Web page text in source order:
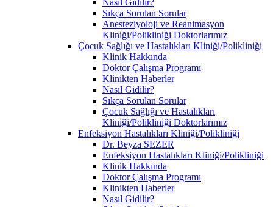
Sıkça Sorulan Sorular
Anesteziyoloji ve Reanimasyon
Kliniği/Polikliniği Doktorlarımız
Çocuk Sağlığı ve Hastalıkları Kliniği/Polikliniği
Klinik Hakkında
Doktor Çalışma Programı
Klinikten Haberler
Nasıl Gidilir?
Sıkça Sorulan Sorular
Çocuk Sağlığı ve Hastalıkları
Kliniği/Polikliniği Doktorlarımız
Enfeksiyon Hastalıkları Kliniği/Polikliniği
Dr. Beyza SEZER
Enfeksiyon Hastalıkları Kliniği/Polikliniği
Klinik Hakkında
Doktor Çalışma Programı
Klinikten Haberler
Nasıl Gidilir?